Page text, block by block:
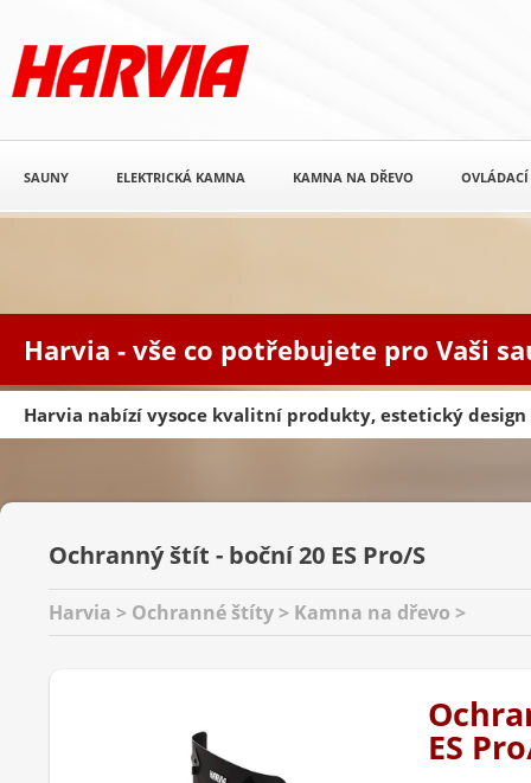
Harvia - vše co potřebujete pro Vaši
Harvia nabízí vysoce kvalitní produkty, estetický design
SAUNY ELEKTRICKÁ KAMNA KAMNA NA DŘEVO OVLÁDACÍ
Ochranný štít - boční 20 ES Pro/S
Harvia > Ochranné štíty > Kamna na dřevo >
ES